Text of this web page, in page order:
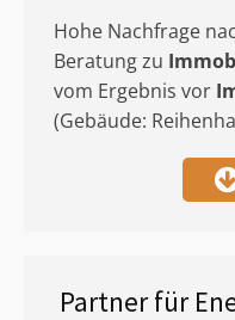
Hohe Nachfrage
Beratung zu
vom Ergebnis vor
(Gebäude:
Partner für